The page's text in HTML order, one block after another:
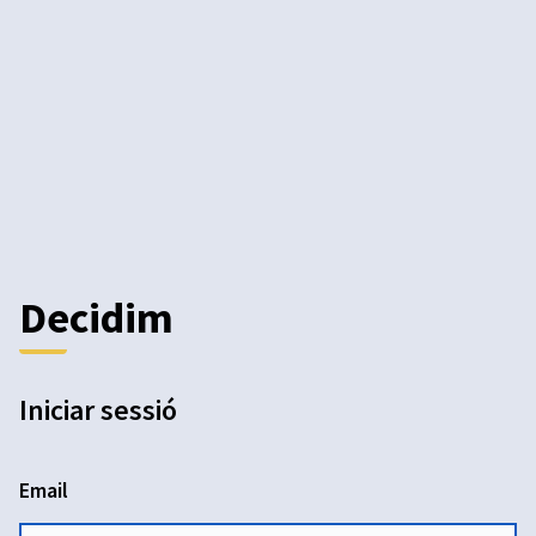
Decidim
Iniciar sessió
Email